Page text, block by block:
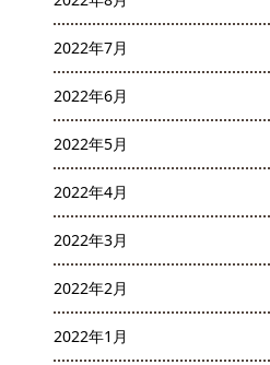
2022年7月
2022年6月
2022年5月
2022年4月
2022年3月
2022年2月
2022年1月